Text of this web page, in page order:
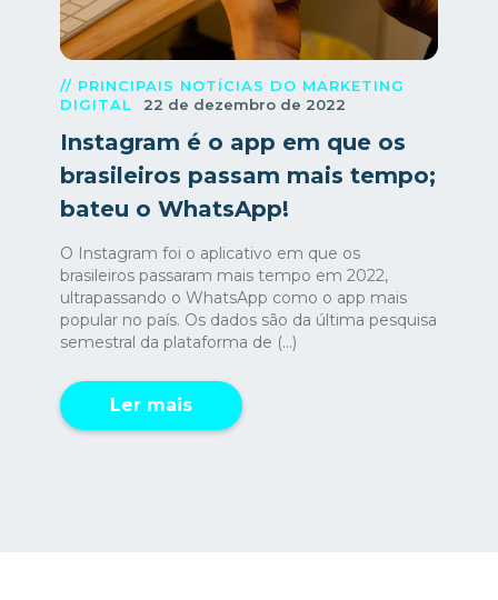
// PRINCIPAIS NOTÍCIAS DO MARKETING
DIGITAL
22 de dezembro de 2022
Instagram é o app em que os
brasileiros passam mais tempo;
bateu o WhatsApp!
O Instagram foi o aplicativo em que os
brasileiros passaram mais tempo em 2022,
ultrapassando o WhatsApp como o app mais
popular no país. Os dados são da última pesquisa
semestral da plataforma de (...)
Ler mais